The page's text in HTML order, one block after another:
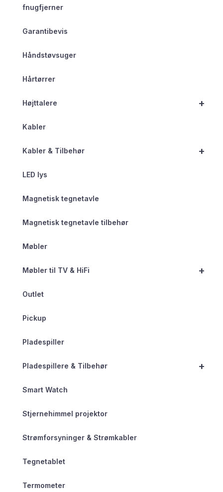
fnugfjerner
Garantibevis
Håndstøvsuger
Hårtørrer
+
Højttalere
Kabler
+
Kabler & Tilbehør
LED lys
Magnetisk tegnetavle
Magnetisk tegnetavle tilbehør
Møbler
+
Møbler til TV & HiFi
Outlet
Pickup
Pladespiller
+
Pladespillere & Tilbehør
Smart Watch
Stjernehimmel projektor
Strømforsyninger & Strømkabler
Tegnetablet
Termometer